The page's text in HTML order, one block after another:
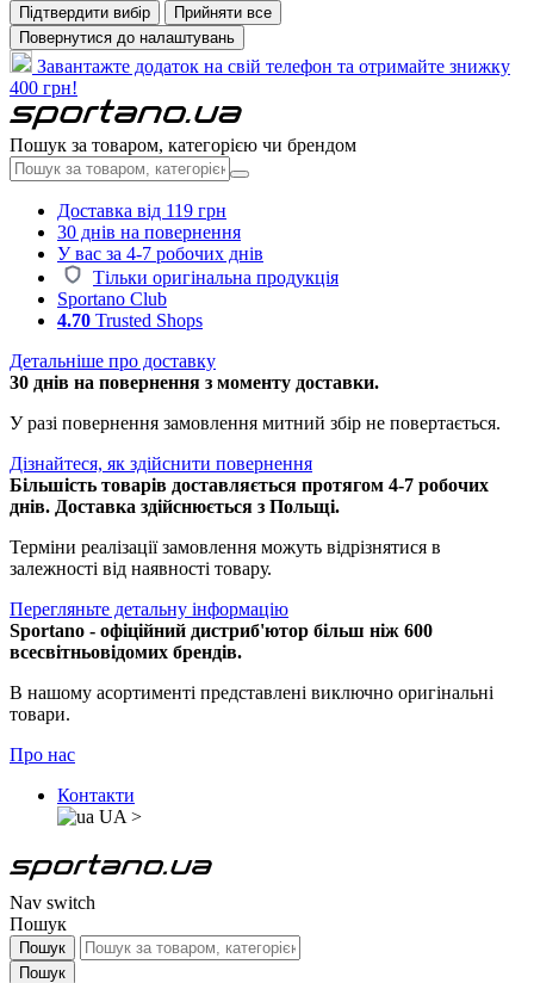
Підтвердити вибір
Прийняти все
Повернутися до налаштувань
Завантажте додаток на свій телефон та отримайте знижку
400 грн!
Пошук за товаром, категорією чи брендом
Доставка від 119 грн
30 днів на повернення
У вас за 4-7 робочих днів
Тільки оригінальна продукція
Sportano Club
4.70 Trusted Shops
Детальніше про доставку
30 днів на повернення з моменту доставки.
У разі повернення замовлення митний збір не повертається.
Дізнайтеся, як здійснити повернення
Більшість товарів доставляється протягом 4-7 робочих
днів. Доставка здійснюється з Польщі.
Терміни реалізації замовлення можуть відрізнятися в
залежності від наявності товару.
Перегляньте детальну інформацію
Sportano - офіційний дистриб'ютор більш ніж 600
всесвітньовідомих брендів.
В нашому асортименті представлені виключно оригінальні
товари.
Про нас
Контакти
UA >
Nav switch
Пошук
Пошук
Пошук